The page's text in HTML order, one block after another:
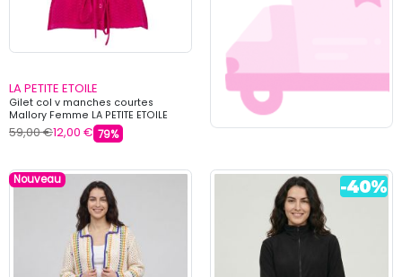
LA PETITE ETOILE
Gilet col v manches courtes
Mallory Femme LA PETITE ETOILE
59,00 €12,00 € 79%
Nouveau